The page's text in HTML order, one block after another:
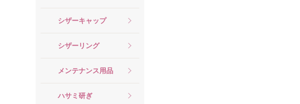
シザーキャップ
シザーリング
メンテナンス用品
ハサミ研ぎ